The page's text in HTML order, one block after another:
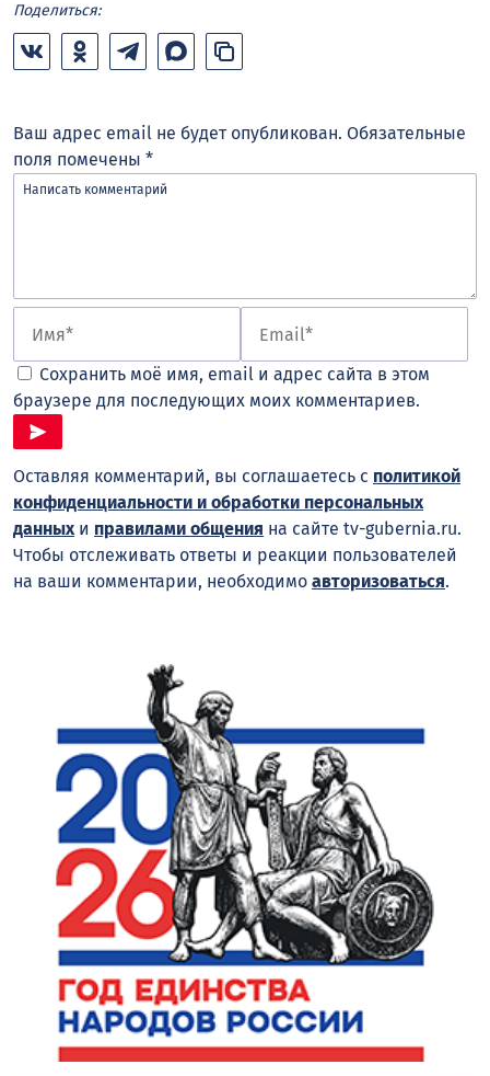
Поделиться:
Ваш адрес email не будет опубликован. Обязательные
поля помечены *
Сохранить моё имя, email и адрес сайта в этом
браузере для последующих моих комментариев.
Оставляя комментарий, вы соглашаетесь с политикой
конфиденциальности и обработки персональных
данныхи правилами общения на сайте tv-gubernia.ru.
Чтобы отслеживать ответы и реакции пользователей
на ваши комментарии, необходимо авторизоваться.